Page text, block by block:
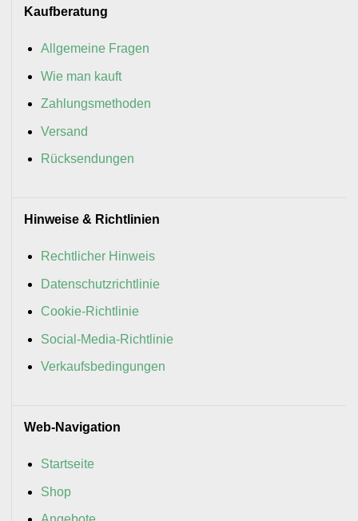
Kaufberatung
Allgemeine Fragen
Wie man kauft
Zahlungsmethoden
Versand
Rücksendungen
Hinweise & Richtlinien
Rechtlicher Hinweis
Datenschutzrichtlinie
Cookie-Richtlinie
Social-Media-Richtlinie
Verkaufsbedingungen
Web-Navigation
Startseite
Shop